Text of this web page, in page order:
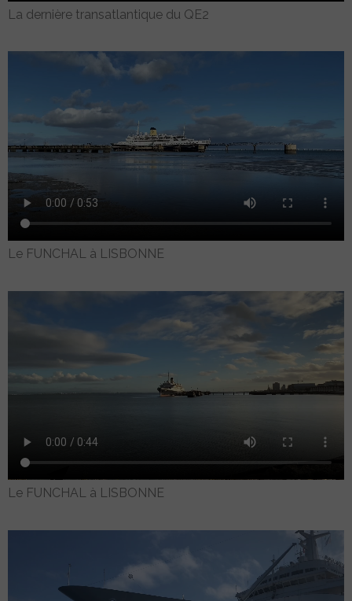
La dernière transatlantique du QE2
Le FUNCHAL à LISBONNE
Le FUNCHAL à LISBONNE